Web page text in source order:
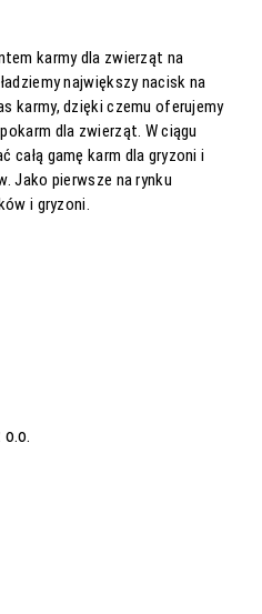
karmy dla zwierząt na
największy nacisk na
karmy, dzięki czemu oferujemy
dla zwierząt. W ciągu
gamę karm dla gryzoni i
Jako pierwsze na rynku
i gryzoni.
o.o.